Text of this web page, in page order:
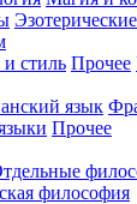
стиль Прочее
язык
Прочее
философия